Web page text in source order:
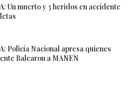
Un muerto y 3 heridos en accidente
Policía Nacional apresa quienes
Balearon a MANEN